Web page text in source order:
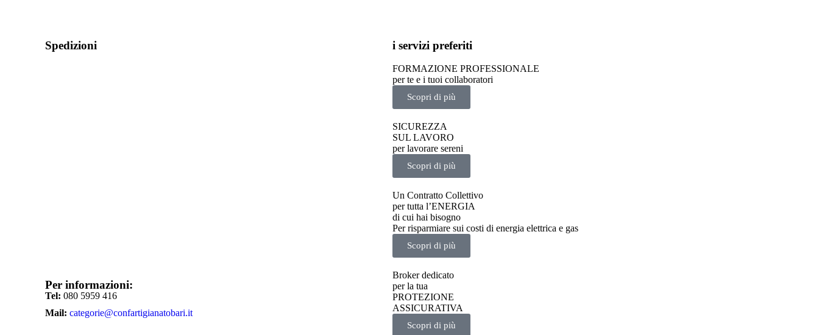
Spedizioni
Per informazioni:
Tel: 080 5959 416
Mail: categorie@confartigianatobari.it
i servizi preferiti
FORMAZIONE PROFESSIONALE
per te e i tuoi collaboratori
Scopri di più
SICUREZZA
SUL LAVORO
per lavorare sereni
Scopri di più
Un Contratto Collettivo
per tutta l’ENERGIA
di cui hai bisogno
Per risparmiare sui costi di energia elettrica e gas
Scopri di più
Broker dedicato
per la tua
PROTEZIONE
ASSICURATIVA
Scopri di più